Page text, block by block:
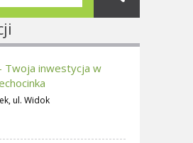
Twoja inwestycja w
ul. Widok